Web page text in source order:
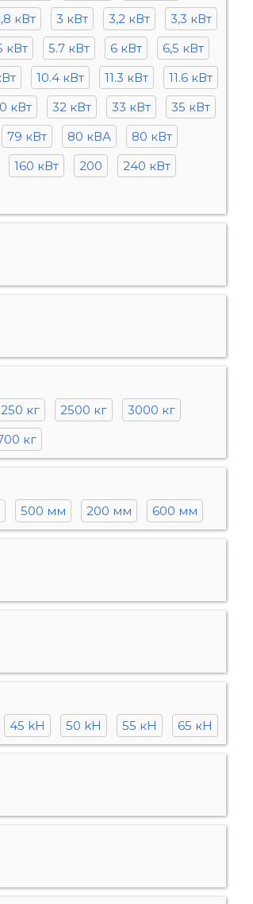
кВт 3 кВт 3,2 кВт
3,3 кВт
кВт 5.7 кВт 6 кВт
6,5 кВт
10.4 кВт 11.3 кВт
11.6 кВт
кВт 32 кВт 33 кВт
35 кВт
79 кВт 80 кВА
80 кВт
160 кВт 200
240 кВт
250 кг 2500 кг
3000 кг
кг
500 мм 200 мм 600 мм
45 kH 50 kH 55 кН 65 кН